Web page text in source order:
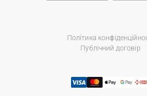
Політика
Публічний договір